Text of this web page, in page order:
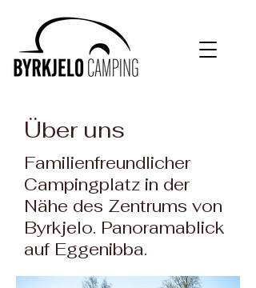
Über uns
Familienfreundlicher
Campingplatz in der
Nähe des Zentrums von
Byrkjelo. Panoramablick
auf Eggenibba.